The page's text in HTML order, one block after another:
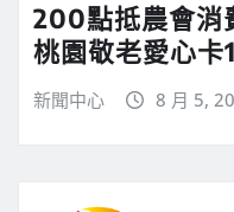
200點抵農會消
桃園敬老愛心卡
新聞中心 8 月 5,